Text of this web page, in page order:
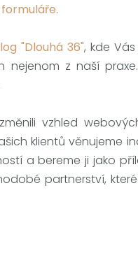
.
"Dlouhá 36", kde
nejenom z naší
vzhled
klientů věnujeme
a bereme ji jako
partnerství,